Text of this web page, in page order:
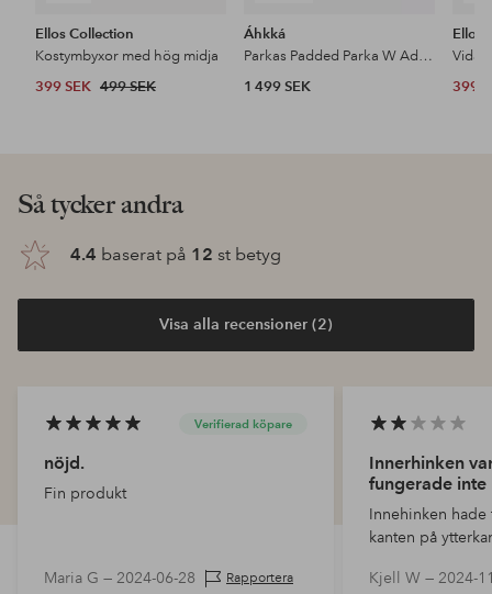
Ellos Collection
Kostymbyxor med hög midja
399 SEK 499 SEK
Áhkká
Parkas Padded Parka W Adjustable Waist
1 499 SEK
Ellos
399
Så tycker andra
4.4 baserat på 12 st betyg
Visa alla recensioner (2)
Verifierad köpare
nöjd.
Fin produkt
Maria G — 2024-06-28 Rapportera
Innerhinken
fungerade inte
Innehinken
kanten på
återställa och få
Kjell W — 2024-